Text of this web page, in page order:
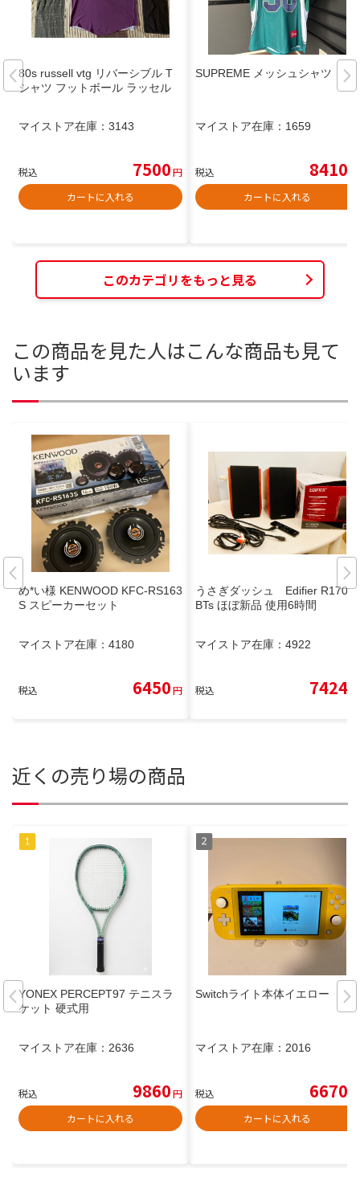
80s russell vtg リバーシブル T
シャツ フットボール ラッセル
マイストア在庫： 3143
税込 7500円
カートに入れる
SUPREME メッシュシャツ
マイストア在庫： 1659
税込 8410
カートに入れる
このカテゴリをもっと見る
この商品を見た人はこんな商品も見て
います
め*い様 KENWOOD KFC-RS163
S スピーカーセット
マイストア在庫： 4180
税込 6450円
うさぎダッシュ Edifier R1700
BTs ほぼ新品 使用6時間
マイストア在庫： 4922
税込 7424
近くの売り場の商品
YONEX PERCEPT97 テニスラ
ケット 硬式用
マイストア在庫： 2636
税込 9860円
カートに入れる
Switchライト本体イエロー
マイストア在庫： 2016
税込 6670
カートに入れる